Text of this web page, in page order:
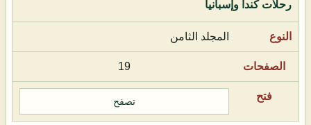
رحلات كندا وإسبانيا
المجلد الثامن
19
تصفح